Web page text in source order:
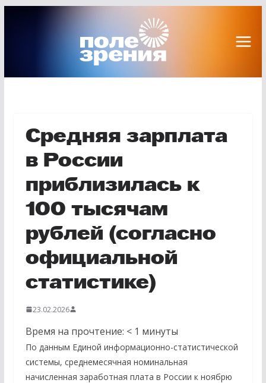
Средняя зарплата
в России
приблизилась к
100 тысячам
рублей (согласно
официальной
статистике)
23.02.2026
Время на прочтение: < 1 минуты
По данным Единой информационно-статистической
системы, среднемесячная номинальная
начисленная заработная плата в России к ноябрю